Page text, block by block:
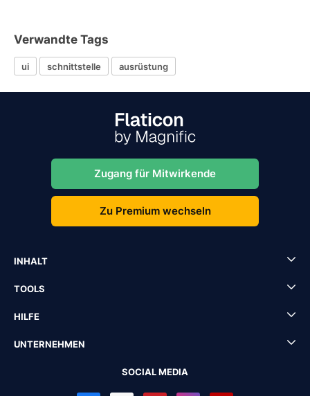
Verwandte Tags
ui schnittstelle ausrüstung
Zugang für Mitwirkende
Zu Premium wechseln
INHALT
TOOLS
HILFE
UNTERNEHMEN
SOCIAL MEDIA